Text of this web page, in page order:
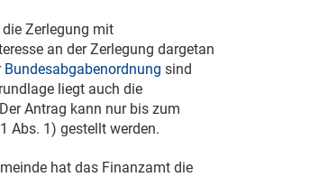
Zerlegung mit
an der Zerlegung dargetan
Bundesabgabenordnung sind
liegt auch die
Antrag kann nur bis zum
Abs. 1) gestellt werden.
hat das Finanzamt die